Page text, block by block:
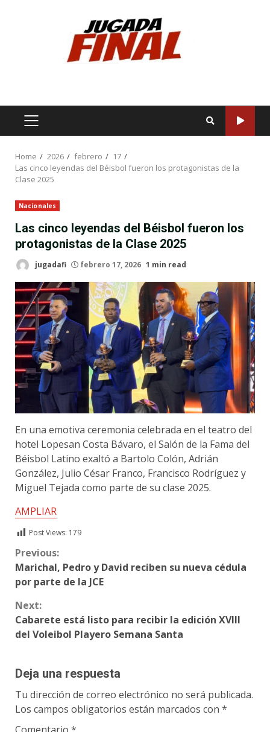
PRIMARY
Home 2026 febrero
17
Las cinco leyendas del Béisbol fueron los protagonistas de la
Clase 2025
Nacionales
Las cinco leyendas del Béisbol fueron los
protagonistas de la Clase 2025
jugadafi febrero 17, 2026 1 min read
En una emotiva ceremonia celebrada en el teatro del
hotel Lopesan Costa Bávaro, el Salón de la Fama del
Béisbol Latino exaltó a Bartolo Colón, Adrián
González, Julio César Franco, Francisco Rodríguez y
Miguel Tejada como parte de su clase 2025.
AMPLIAR
Post Views: 179
Continue
Reading
Previous:
Marichal, Pedro y David reciben su nueva cédula
por parte de la JCE
Next:
Cabarete está listo para recibir la edición XVIII
del Voleibol Playero Semana Santa
Deja una respuesta
Tu dirección de correo electrónico no será publicada.
Los campos obligatorios están marcados con *